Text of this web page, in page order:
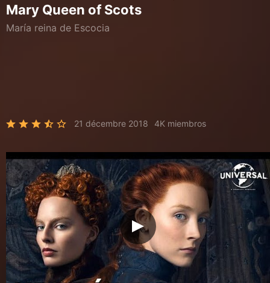
Mary Queen of Scots
María reina de Escocia
21 décembre 2018 4K miembros